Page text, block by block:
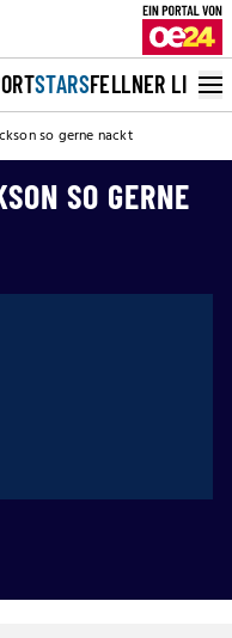
STARSFELLNER LIVE
so gerne nackt
SO GERNE